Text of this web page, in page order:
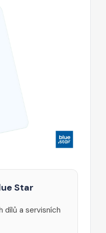
Star
dílů a servisních